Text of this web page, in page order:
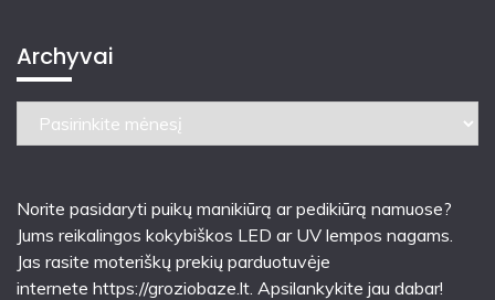
Archyvai
Archyvai
Norite pasidaryti puikų manikiūrą ar pedikiūrą namuose?
Jums reikalingos kokybiškos LED ar UV lempos nagams.
Jas rasite moteriškų prekių parduotuvėje
internete https://groziobaze.lt . Apsilankykite jau dabar!